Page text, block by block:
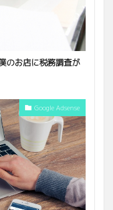
のお店に税務調査が
Google Adsense